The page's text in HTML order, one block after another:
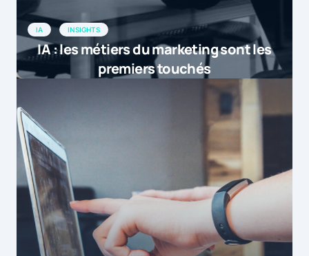
IA INSIGHTS
IA : les métiers du marketing sont les
premiers touchés